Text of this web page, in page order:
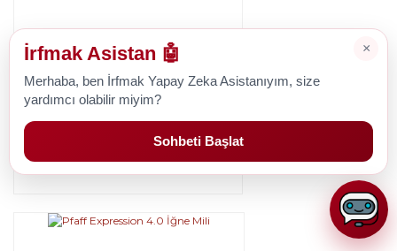
Pfaff
Pfaff Expression 3.5 İğne Mili
1.427,73 TL
×
İrfmak Asistan 🤖
Merhaba, ben İrfmak Yapay Zeka Asistanıyım, size
yardımcı olabilir miyim?
Sohbeti Başlat